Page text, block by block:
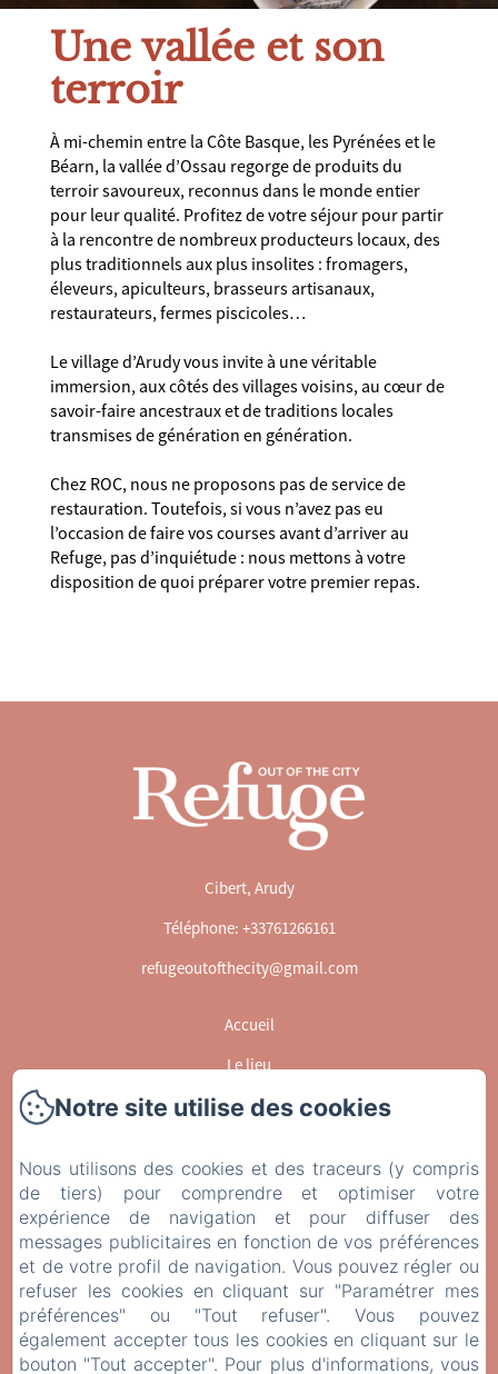
Une vallée et son
terroir
À mi-chemin entre la Côte Basque, les Pyrénées et le
Béarn, la vallée d’Ossau regorge de produits du
terroir savoureux, reconnus dans le monde entier
pour leur qualité. Profitez de votre séjour pour partir
à la rencontre de nombreux producteurs locaux, des
plus traditionnels aux plus insolites : fromagers,
éleveurs, apiculteurs, brasseurs artisanaux,
restaurateurs, fermes piscicoles…
Le village d’Arudy vous invite à une véritable
immersion, aux côtés des villages voisins, au cœur de
savoir-faire ancestraux et de traditions locales
transmises de génération en génération.
Chez ROC, nous ne proposons pas de service de
restauration. Toutefois, si vous n’avez pas eu
l’occasion de faire vos courses avant d’arriver au
Refuge, pas d’inquiétude : nous mettons à votre
disposition de quoi préparer votre premier repas.
Cibert, Arudy
Téléphone: +33761266161
refugeoutofthecity@gmail.com
Accueil
Le lieu
Le concept
Livre d'or
Photos
Contact
EN
FR
Notre site utilise des cookies
Nous utilisons des cookies et des traceurs (y compris
de tiers) pour comprendre et optimiser votre
expérience de navigation et pour diffuser des
messages publicitaires en fonction de vos préférences
et de votre profil de navigation. Vous pouvez régler ou
refuser les cookies en cliquant sur "Paramétrer mes
préférences" ou "Tout refuser". Vous pouvez
également accepter tous les cookies en cliquant sur le
bouton "Tout accepter". Pour plus d'informations, vous